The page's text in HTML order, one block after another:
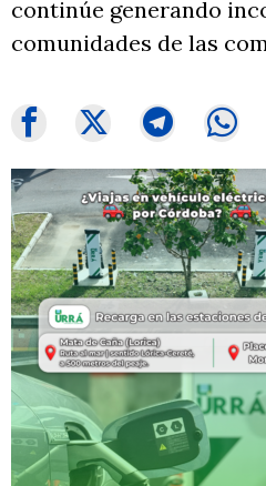
continúe generando
comunidades de las